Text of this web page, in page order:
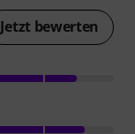
Jetzt bewerten